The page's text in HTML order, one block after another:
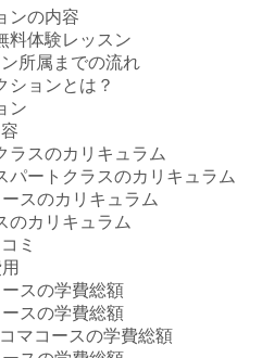
ンの内容
料体験レッスン
所属までの流れ
ションとは？
ン
ラスのカリキュラム
パートクラスのカリキュラム
ースのカリキュラム
のカリキュラム
ミ
ースの学費総額
ースの学費総額
マコースの学費総額